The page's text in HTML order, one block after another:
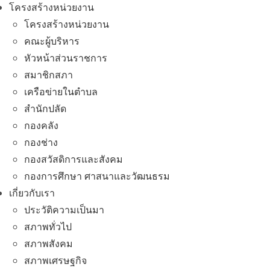
โครงสร้างหน่วยงาน
โครงสร้างหน่วยงาน
คณะผู้บริหาร
หัวหน้าส่วนราชการ
สมาชิกสภา
เครือข่ายในตำบล
สำนักปลัด
กองคลัง
กองช่าง
กองสวัสดิการและสังคม
กองการศึกษา ศาสนาและวัฒนธรม
เกี่ยวกับเรา
ประวัติความเป็นมา
สภาพทั่วไป
สภาพสังคม
สภาพเศรษฐกิจ